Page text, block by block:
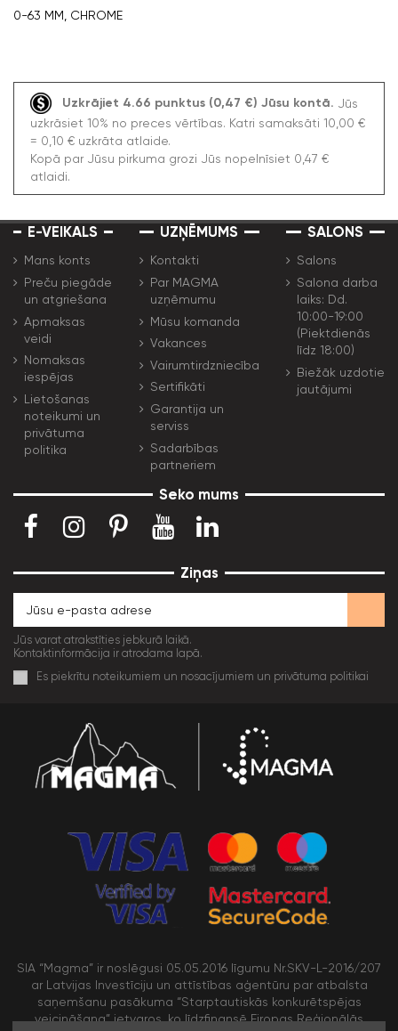
0-63 MM, CHROME
Uzkrājiet 4.66 punktus (0,47 €) Jūsu kontā.
Jūs
uzkrāsiet 10% no preces vērtības. Katri samaksāti 10,00 €
= 0,10 € uzkrāta atlaide.
Kopā par Jūsu pirkuma grozi Jūs nopelnīsiet 0,47 €
atlaidi.
E-VEIKALS
Mans konts
Preču piegāde
un atgriešana
Apmaksas
veidi
Nomaksas
iespējas
Lietošanas
noteikumi un
privātuma
politika
UZŅĒMUMS
Kontakti
Par MAGMA
uzņēmumu
Mūsu komanda
Vakances
Vairumtirdzniecība
Sertifikāti
Garantija un
serviss
Sadarbības
partneriem
SALONS
Salons
Salona darba
laiks: Dd.
10:00-19:00
(Piektdienās
līdz 18:00)
Biežāk uzdotie
jautājumi
Seko mums
Ziņas
Jūs varat atrakstīties jebkurā laikā.
Kontaktinformācija ir atrodama lapā.
Es piekrītu noteikumiem un nosacījumiem un privātuma politikai
SIA “Magma” ir noslēgusi 05.05.2016 līgumu Nr.SKV-L-2016/207
ar Latvijas Investīciju un attīstības aģentūru par atbalsta
saņemšanu pasākuma “Starptautiskās konkurētspējas
veicināšana” ietvaros, ko līdzfinansē Eiropas Reģionālās